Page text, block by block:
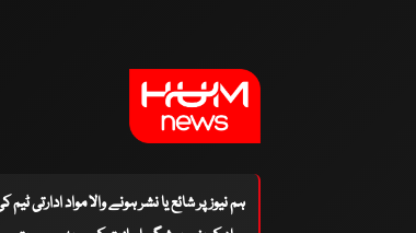
ہم نیوز پر شائع یا نشر ہونے والا مواد ادارتی